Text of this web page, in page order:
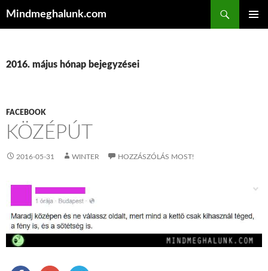
Mindmeghalunk.com
2016. május hónap bejegyzései
FACEBOOK
KÖZÉPÚT
2016-05-31 WINTER HOZZÁSZÓLÁS MOST!